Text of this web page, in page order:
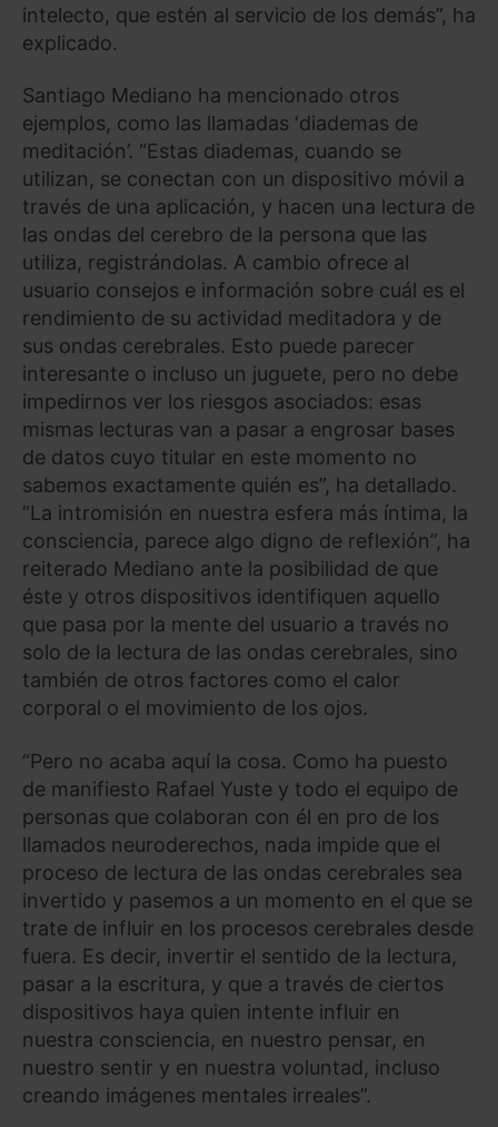
intelecto, que estén al servicio de los demás”, ha
explicado.
Santiago Mediano ha mencionado otros
ejemplos, como las llamadas ‘diademas de
meditación’. “Estas diademas, cuando se
utilizan, se conectan con un dispositivo móvil a
través de una aplicación, y hacen una lectura de
las ondas del cerebro de la persona que las
utiliza, registrándolas. A cambio ofrece al
usuario consejos e información sobre cuál es el
rendimiento de su actividad meditadora y de
sus ondas cerebrales. Esto puede parecer
interesante o incluso un juguete, pero no debe
impedirnos ver los riesgos asociados: esas
mismas lecturas van a pasar a engrosar bases
de datos cuyo titular en este momento no
sabemos exactamente quién es”, ha detallado.
“La intromisión en nuestra esfera más íntima, la
consciencia, parece algo digno de reflexión”, ha
reiterado Mediano ante la posibilidad de que
éste y otros dispositivos identifiquen aquello
que pasa por la mente del usuario a través no
solo de la lectura de las ondas cerebrales, sino
también de otros factores como el calor
corporal o el movimiento de los ojos.
“Pero no acaba aquí la cosa. Como ha puesto
de manifiesto Rafael Yuste y todo el equipo de
personas que colaboran con él en pro de los
llamados neuroderechos, nada impide que el
proceso de lectura de las ondas cerebrales sea
invertido y pasemos a un momento en el que se
trate de influir en los procesos cerebrales desde
fuera. Es decir, invertir el sentido de la lectura,
pasar a la escritura, y que a través de ciertos
dispositivos haya quien intente influir en
nuestra consciencia, en nuestro pensar, en
nuestro sentir y en nuestra voluntad, incluso
creando imágenes mentales irreales”.